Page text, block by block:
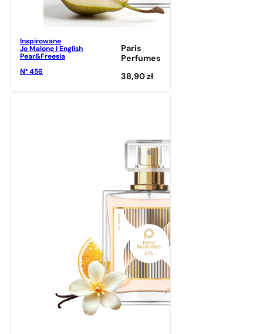
Inspirowane
Jo Malone | English
Pear&Freesia
N° 456
Paris
Perfumes
38,90zł